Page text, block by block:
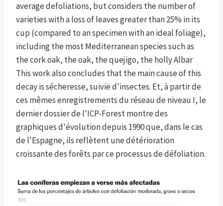
average defoliations, but considers the number of
varieties with a loss of leaves greater than 25% in its
cup (compared to an specimen with an ideal foliage),
including the most Mediterranean species such as
the cork oak, the oak, the quejigo, the holly Albar
This work also concludes that the main cause of this
decay is sécheresse, suivie d'insectes. Et, à partir de
ces mêmes enregistrements du réseau de niveau I, le
dernier dossier de l'ICP-Forest montre des
graphiques d'évolution depuis 1990 que, dans le cas
de l'Espagne, ils reflètent une détérioration
croissante des forêts par ce processus de défoliation.